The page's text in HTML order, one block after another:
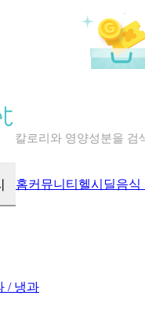
혈당 · 다이어트 음식 검
홈커뮤니티 헬시딜음식
/ 냉과